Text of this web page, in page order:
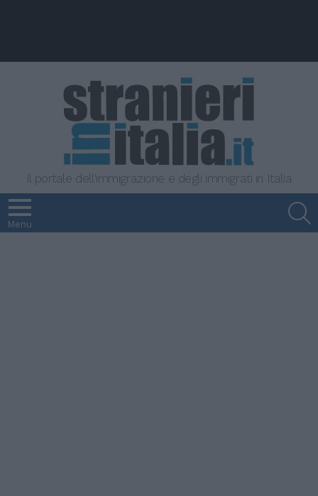
Il portale dell'immigrazione e degli immigrati in Italia
Menu